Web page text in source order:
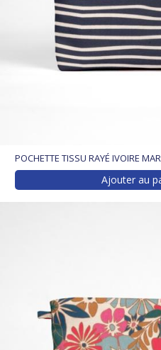
POCHETTE TISSU RAYÉ IVOIRE
Ajouter au